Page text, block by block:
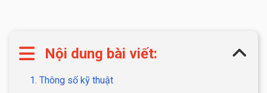
Nội dung bài viết:
1. Thông số kỹ thuật